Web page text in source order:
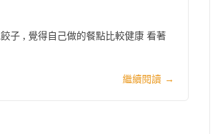
子 , 覺得自己做的餐點比較健康 看著
繼續閱讀 →